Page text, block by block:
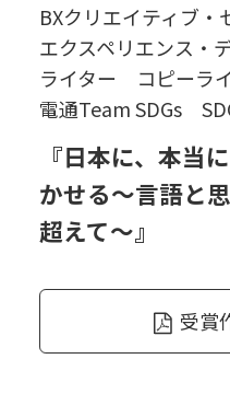
BXクリエイティブ・
エクスペリエンス・
ライター コピーラ
電通Team SDGs
『日本に、本当
かせる〜言語と
超えて〜』
受賞